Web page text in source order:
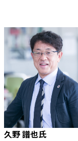
久野 譜也氏